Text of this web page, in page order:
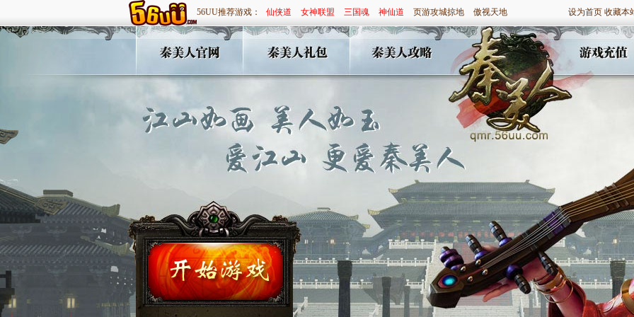
56UU推荐游戏： 仙侠道 女神联盟 三国魂 神仙道 页游攻城掠地 傲视天地 设为首页 收藏本